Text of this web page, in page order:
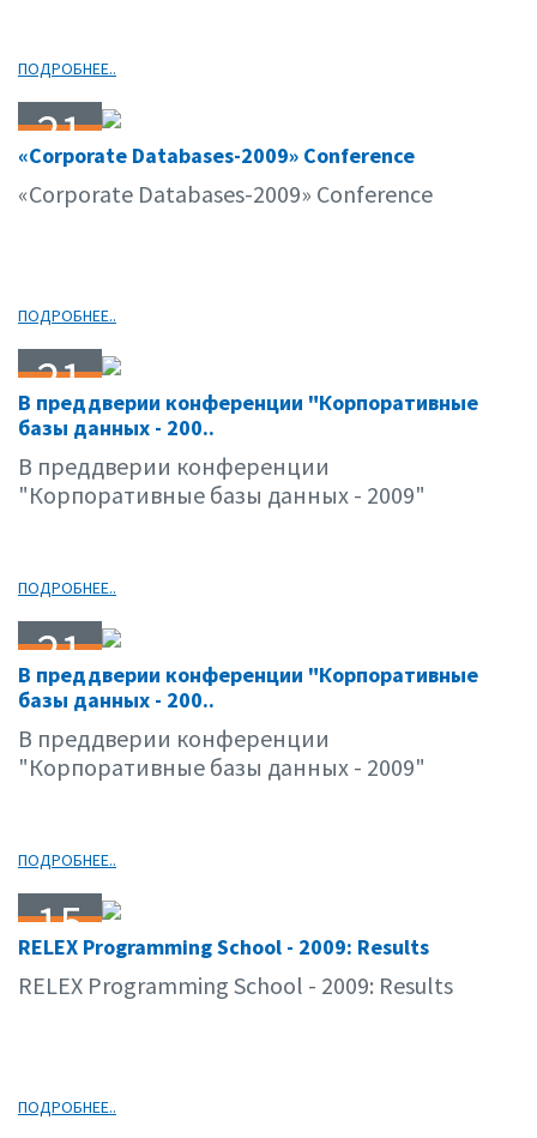
ПОДРОБНЕЕ..
21
04.09
«Corporate Databases-2009» Conference
«Corporate Databases-2009» Conference
ПОДРОБНЕЕ..
21
04.09
В преддверии конференции "Корпоративные
базы данных - 200..
В преддверии конференции
"Корпоративные базы данных - 2009"
ПОДРОБНЕЕ..
21
04.09
В преддверии конференции "Корпоративные
базы данных - 200..
В преддверии конференции
"Корпоративные базы данных - 2009"
ПОДРОБНЕЕ..
15
04.09
RELEX Programming School - 2009: Results
RELEX Programming School - 2009: Results
ПОДРОБНЕЕ..